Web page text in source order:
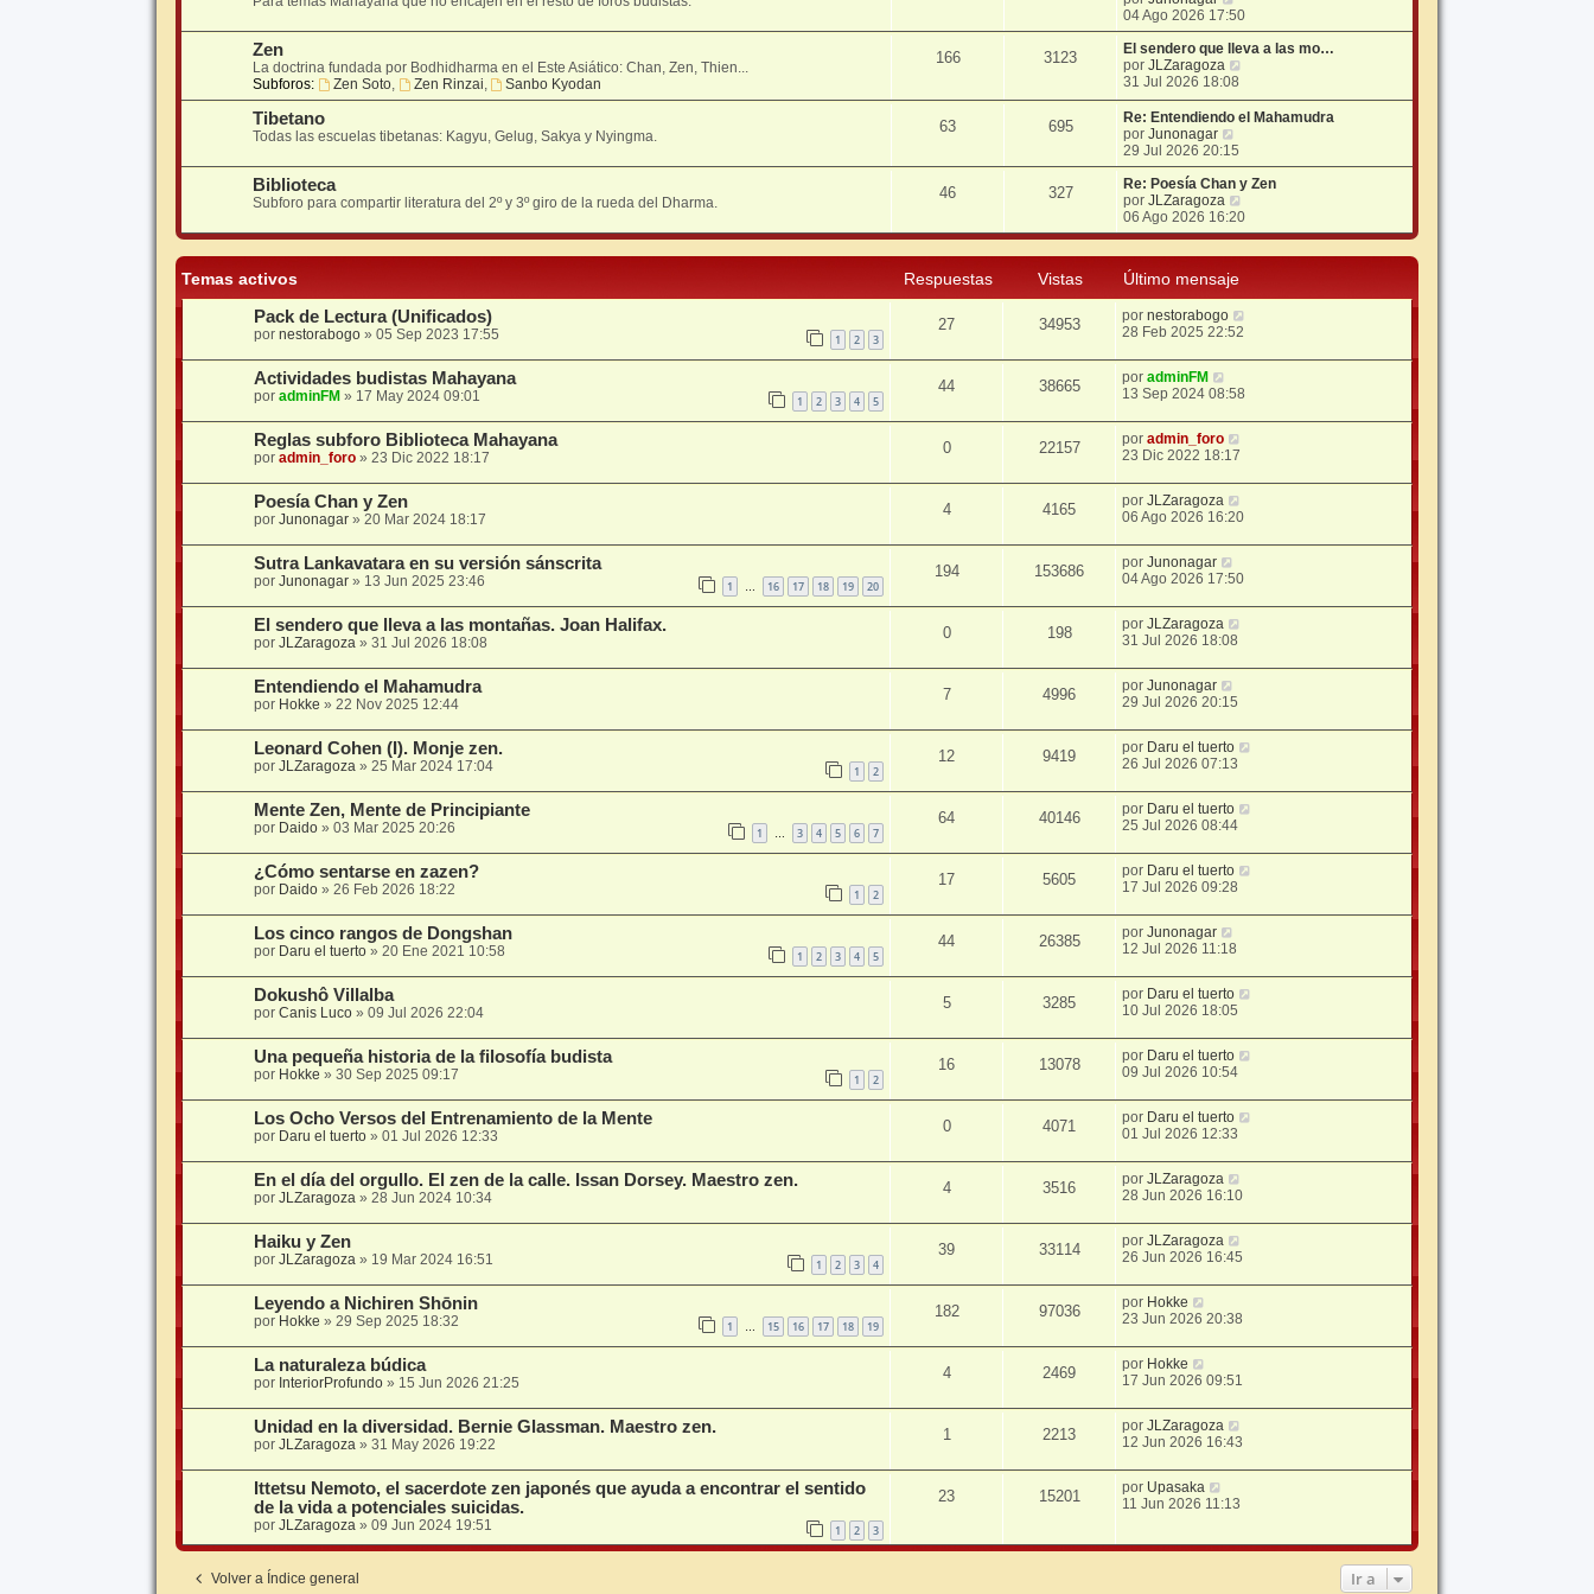
e
r
ú
l
t
i
m
m
e
n
s
a
j
04 Ago 2026 17:50
Zen
La doctrina fundada por Bodhidharma en el Este Asiático: Chan, Zen, Thien...
Subforos:
Zen Soto, Zen Rinzai Sanbo Kyodan
166 3123
El sendero que lleva a las mo…
porJLZaragoza
r
ú
i
m
o
m
e
j
31 Jul 2026 18:08
Tibetano
Todas las escuelas tibetanas: Kagyu, Gelug, Sakya y Nyingma.
63 695
Re: Entendiendo el Mahamudra
porJunonagar
e
r
ú
l
t
i
m
e
n
s
j
29 Jul 2026 20:15
Biblioteca
Subforo para compartir literatura del 2º y 3º giro de la rueda del Dharma.
46 327
Re: Poesía Chan y Zen
porJLZaragoza
e
r
i
e
s
06 Ago 2026 16:20
Temas activos Respuestas Vistas
Último mensaje
Pack de Lectura (Unificados)
por nestorabogo» 05 Sep 2023 17:55 1 2 3
27 34953 pornestorabogo
28 Feb 2025 22:52
Actividades budistas Mahayana
por adminFM» 17 May 2024 09:01 1 2 3 4 5
44 38665 poradminFM
13 Sep 2024 08:58
Reglas subforo Biblioteca Mahayana
por admin_foro» 23 Dic 2022 18:17
0 22157 poradmin_foro
23 Dic 2022 18:17
Poesía Chan y Zen
por Junonagar» 20 Mar 2024 18:17
4 4165 porJLZaragoza
06 Ago 2026 16:20
Sutra Lankavatara en su versión sánscrita
por Junonagar» 13 Jun 2025 23:46 1 … 16 17 18 19 20
194 153686 porJunonagar
04 Ago 2026 17:50
El sendero que lleva a las montañas. Joan Halifax.
por JLZaragoza » 31 Jul 2026 18:08
0 198 porJLZaragoza
31 Jul 2026 18:08
Entendiendo el Mahamudra
por Hokke » 22 Nov 2025 12:44
7 4996 porJunonagar
29 Jul 2026 20:15
Leonard Cohen (I). Monje zen.
por JLZaragoza » 25 Mar 2024 17:04 1 2
12 9419 por Daru el tuerto
26 Jul 2026 07:13
Mente Zen, Mente de Principiante
por Daido» 03 Mar 2025 20:26 1 … 3 4 5 6 7
64 40146 por Daru el tuerto
25 Jul 2026 08:44
¿Cómo sentarse en zazen?
por Daido» 26 Feb 2026 18:22 1 2
17 5605 por Daru el tuerto
17 Jul 2026 09:28
Los cinco rangos de Dongshan
por Daru el tuerto» 20 Ene 2021 10:58 1 2 3 4 5
44 26385 porJunonagar
12 Jul 2026 11:18
Dokushô Villalba
por Canis Luco» 09 Jul 2026 22:04
5 3285 por Daru el tuerto
10 Jul 2026 18:05
Una pequeña historia de la filosofía budista
por Hokke » 30 Sep 2025 09:17 1 2
16 13078 por Daru el tuerto
09 Jul 2026 10:54
Los Ocho Versos del Entrenamiento de la Mente
por Daru el tuerto» 01 Jul 2026 12:33
0 4071 por Daru el tuerto
01 Jul 2026 12:33
En el día del orgullo. El zen de la calle. Issan Dorsey. Maestro zen.
por JLZaragoza » 28 Jun 2024 10:34
4 3516 porJLZaragoza
28 Jun 2026 16:10
Haiku y Zen
por JLZaragoza » 19 Mar 2024 16:51 1 2 3 4
39 33114 porJLZaragoza
26 Jun 2026 16:45
Leyendo a Nichiren Shōnin
por Hokke » 29 Sep 2025 18:32 1 … 15 16 17 18 19
182 97036 por Hokke
23 Jun 2026 20:38
La naturaleza búdica
por InteriorProfundo» 15 Jun 2026 21:25
4 2469 por Hokke
17 Jun 2026 09:51
Unidad en la diversidad. Bernie Glassman. Maestro zen.
por JLZaragoza » 31 May 2026 19:22
1 2213 porJLZaragoza
12 Jun 2026 16:43
Ittetsu Nemoto, el sacerdote zen japonés que ayuda a encontrar el sentido
de la vida a potenciales suicidas.
por JLZaragoza » 09 Jun 2024 19:51 1 2 3
23 15201 por Upasaka
11 Jun 2026 11:13
Volver a Índice general Ir a